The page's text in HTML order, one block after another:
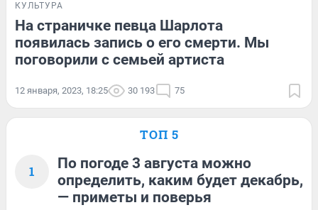
КУЛЬТУРА
На страничке певца Шарлота
появилась запись о его смерти. Мы
поговорили с семьей артиста
12 января, 2023, 18:25 30 193 75
ТОП 5
1
По погоде 3 августа можно
определить, каким будет декабрь,
— приметы и поверья